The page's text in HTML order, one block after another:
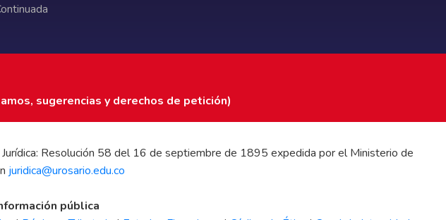
sugerencias y derechos de petición)
Resolución 58 del 16 de septiembre de 1895 expedida por el Ministerio de
juridica@urosario.edu.co
pública